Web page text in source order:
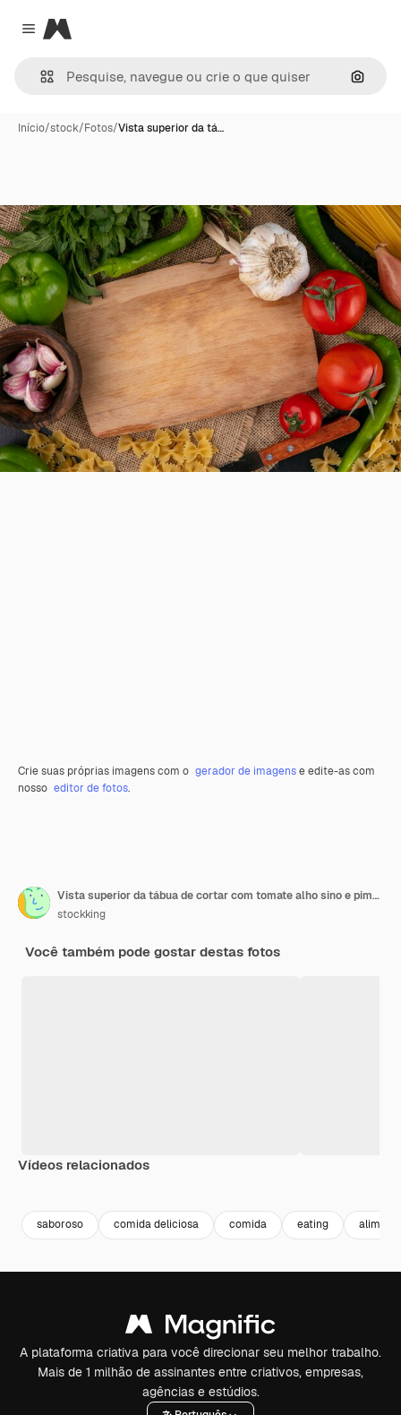
Close menu
Magnific
Início/stock/Fotos/Vista superior da tá…
Crie suas próprias imagens com o gerador de imagense edite-as com
nosso editor de fotos.
Vista superior da tábua de cortar com tomate alho sino e pimenta e cebola com hortelã em um guardanapo bege
stockking
Você também pode gostar destas fotos
Vídeos relacionados
saboroso comida deliciosa comida eating
A plataforma criativa para você direcionar seu melhor trabalho.
Mais de 1 milhão de assinantes entre criativos, empresas,
agências e estúdios.